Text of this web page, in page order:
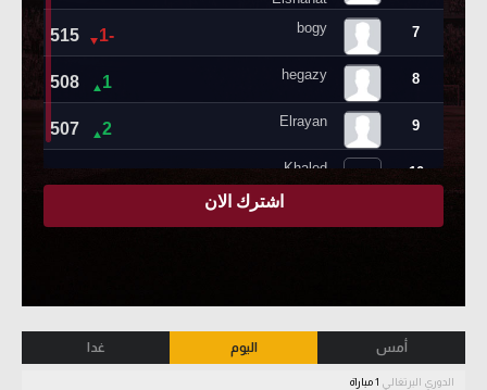
أمس اليوم غدا
الدوري البرتغالي